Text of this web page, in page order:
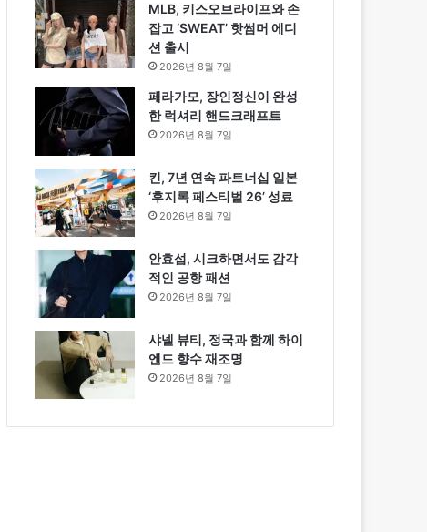
MLB, 키스오브라이프와 손
잡고 ‘SWEAT’ 핫썸머 에디
션 출시
2026년 8월 7일
페라가모, 장인정신이 완성
한 럭셔리 핸드크래프트
2026년 8월 7일
킨, 7년 연속 파트너십 일본
‘후지록 페스티벌 26’ 성료
2026년 8월 7일
안효섭, 시크하면서도 감각
적인 공항 패션
2026년 8월 7일
샤넬 뷰티, 정국과 함께 하이
엔드 향수 재조명
2026년 8월 7일